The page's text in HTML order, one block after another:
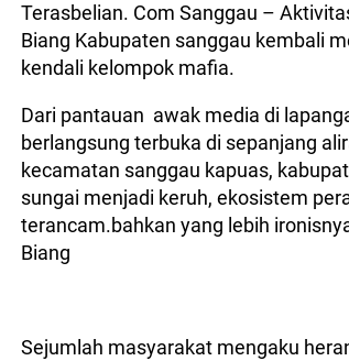
Terasbelian. Com Sanggau –
Biang Kabupaten sanggau kembali
kendali kelompok mafia.
Dari pantauan awak media di
berlangsung terbuka di sepanjang
kecamatan sanggau kapuas,
sungai menjadi keruh, ekosistem
terancam.bahkan yang lebih
Biang
Sejumlah masyarakat mengaku